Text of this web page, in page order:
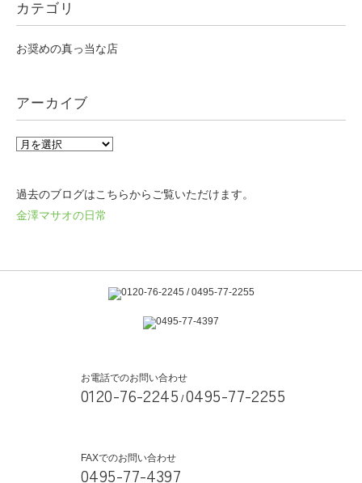
カテゴリ
お奨めの真っ当な店
アーカイブ
過去のブログはこちらからご覧いただけます。
金澤マサオの日常
お電話でのお問い合わせ
0120-76-2245 /0495-77-2255
FAXでのお問い合わせ
0495-77-4397